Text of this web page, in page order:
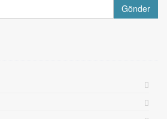
Gönder